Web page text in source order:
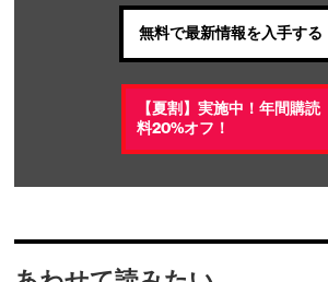
無料で最新情報を入手する
【夏割】実施中！年間購読
料20%オフ！